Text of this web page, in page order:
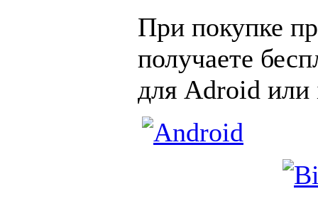
При покупке
получаете
для Adroid или